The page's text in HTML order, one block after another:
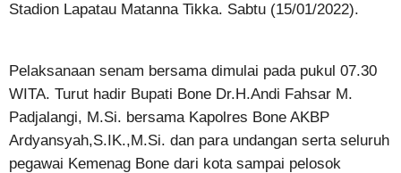
Stadion Lapatau Matanna Tikka. Sabtu (15/01/2022).
Pelaksanaan senam bersama dimulai pada pukul 07.30
WITA. Turut hadir Bupati Bone Dr.H.Andi Fahsar M.
Padjalangi, M.Si. bersama Kapolres Bone AKBP
Ardyansyah,S.IK.,M.Si. dan para undangan serta seluruh
pegawai Kemenag Bone dari kota sampai pelosok